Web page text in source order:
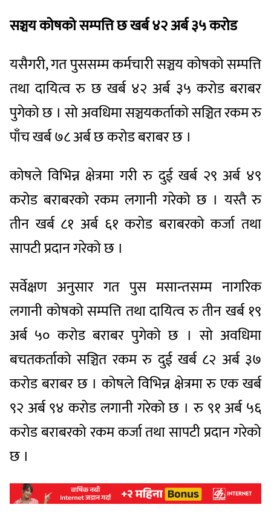
सञ्चय कोषको सम्पत्ति छ खर्ब ४२ अर्ब ३५ करोड
यसैगरी, गत पुससम्म कर्मचारी सञ्चय कोषको सम्पत्ति
तथा दायित्व रु छ खर्ब ४२ अर्ब ३५ करोड बराबर
पुगेको छ । सो अवधिमा सञ्चयकर्ताको सञ्चित रकम रु
पाँच खर्ब ७८ अर्ब छ करोड बराबर छ ।
कोषले विभिन्न क्षेत्रमा गरी रु दुई खर्ब २९ अर्ब ४९
करोड बराबरको रकम लगानी गरेको छ । यस्तै रु
तीन खर्ब ८१ अर्ब ६१ करोड बराबरको कर्जा तथा
सापटी प्रदान गरेको छ ।
सर्वेक्षण अनुसार गत पुस मसान्तसम्म नागरिक
लगानी कोषको सम्पत्ति तथा दायित्व रु तीन खर्ब १९
अर्ब ५० करोड बराबर पुगेको छ । सो अवधिमा
बचतकर्ताको सञ्चित रकम रु दुई खर्ब ८२ अर्ब ३७
करोड बराबर छ । कोषले विभिन्न क्षेत्रमा रु एक खर्ब
९२ अर्ब ९४ करोड लगानी गरेको छ । रु ९१ अर्ब ५६
करोड बराबरको रकम कर्जा तथा सापटी प्रदान गरेको
छ ।